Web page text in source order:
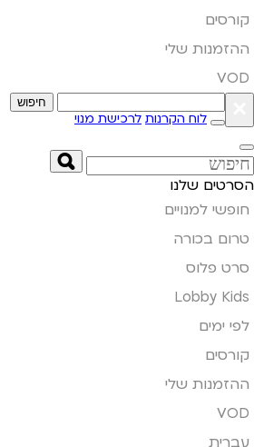
קורסים
ההזמנות שלי
VOD
חיפוש
לוח הקרנות לרכישת מנוי
הסרטים שלנו
חופשי למנויים
טרום בכורה
סרט פלוס
Lobby Kids
לפי ימים
קורסים
ההזמנות שלי
VOD
עברית